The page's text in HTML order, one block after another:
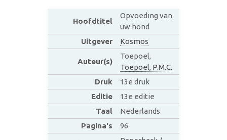
Hoofdtitel
Opvoeding van
uw hond
Uitgever
Kosmos
Auteur(s)
Toepoel,
Toepoel, P.M.C.
Druk
13e druk
Editie
13e editie
Taal
Nederlands
Pagina's
96